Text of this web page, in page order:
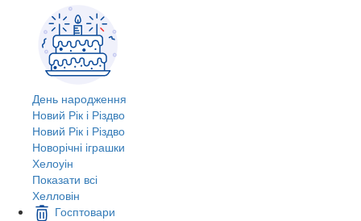
День народження
Новий Рік і Різдво
Новий Рік і Різдво
Новорічні іграшки
Хелоуін
Показати всі
Хелловін
Госптовари